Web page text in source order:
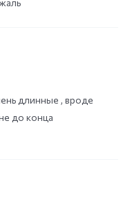
длинные , вроде
до конца